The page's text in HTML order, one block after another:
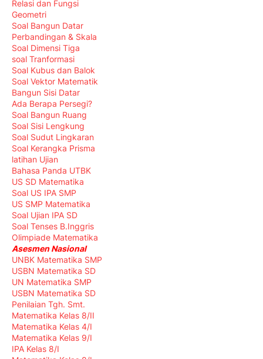
Relasi dan Fungsi
Geometri
Soal Bangun Datar
Perbandingan & Skala
Soal Dimensi Tiga
soal Tranformasi
Soal Kubus dan Balok
Soal Vektor Matematik
Bangun Sisi Datar
Ada Berapa Persegi?
Soal Bangun Ruang
Soal Sisi Lengkung
Soal Sudut Lingkaran
Soal Kerangka Prisma
latihan Ujian
Bahasa Panda UTBK
US SD Matematika
Soal US IPA SMP
US SMP Matematika
Soal Ujian IPA SD
Soal Tenses B.Inggris
Olimpiade Matematika
Asesmen Nasional
UNBK Matematika SMP
USBN Matematika SD
UN Matematika SMP
USBN Matematika SD
Penilaian Tgh. Smt.
Matematika Kelas 8/II
Matematika Kelas 4/I
Matematika Kelas 9/I
IPA Kelas 8/I